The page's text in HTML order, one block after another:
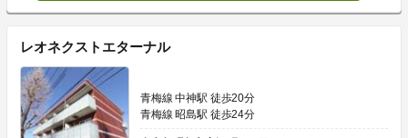
レオネクストエターナル
青梅線 中神駅 徒歩20分
青梅線 昭島駅 徒歩24分